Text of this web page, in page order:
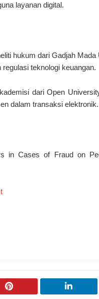
layanan digital.
hukum dari Gadjah
teknologi keuangan.
dari Open
dalam transaksi elektronik.
in Cases of Fraud on